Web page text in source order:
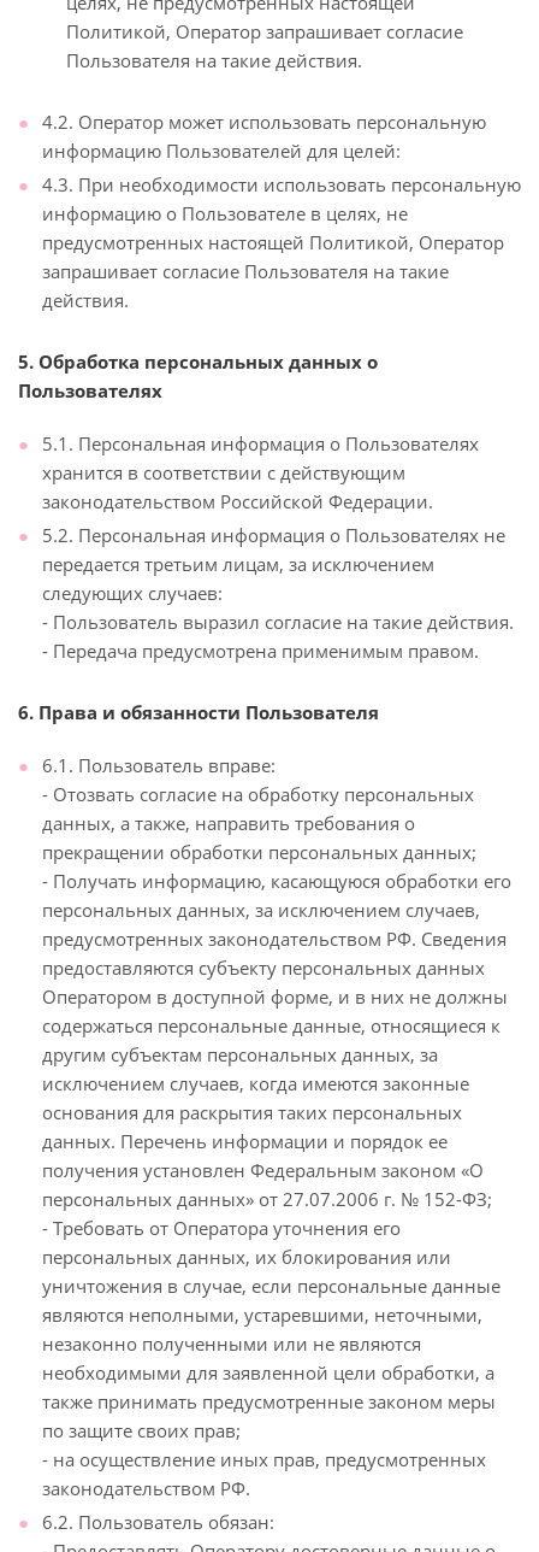
Политикой, Оператор запрашивает согласие
Пользователя на такие действия.
4.2. Оператор может использовать персональную
информацию Пользователей для целей:
4.3. При необходимости использовать персональную
информацию о Пользователе в целях, не
предусмотренных настоящей Политикой, Оператор
запрашивает согласие Пользователя на такие
действия.
5. Обработка персональных данных о
Пользователях
5.1. Персональная информация о Пользователях
хранится в соответствии с действующим
законодательством Российской Федерации.
5.2. Персональная информация о Пользователях не
передается третьим лицам, за исключением
следующих случаев:
- Пользователь выразил согласие на такие действия.
- Передача предусмотрена применимым правом.
6. Права и обязанности Пользователя
6.1. Пользователь вправе:
- Отозвать согласие на обработку персональных
данных, а также, направить требования о
прекращении обработки персональных данных;
- Получать информацию, касающуюся обработки его
персональных данных, за исключением случаев,
предусмотренных законодательством РФ. Сведения
предоставляются субъекту персональных данных
Оператором в доступной форме, и в них не должны
содержаться персональные данные, относящиеся к
другим субъектам персональных данных, за
исключением случаев, когда имеются законные
основания для раскрытия таких персональных
данных. Перечень информации и порядок ее
получения установлен Федеральным законом «О
персональных данных» от 27.07.2006 г. № 152-ФЗ;
- Требовать от Оператора уточнения его
персональных данных, их блокирования или
уничтожения в случае, если персональные данные
являются неполными, устаревшими, неточными,
незаконно полученными или не являются
необходимыми для заявленной цели обработки, а
также принимать предусмотренные законом меры
по защите своих прав;
- на осуществление иных прав, предусмотренных
законодательством РФ.
6.2. Пользователь обязан: